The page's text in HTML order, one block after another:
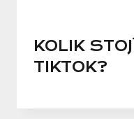
KOLIK
TIKTOK?